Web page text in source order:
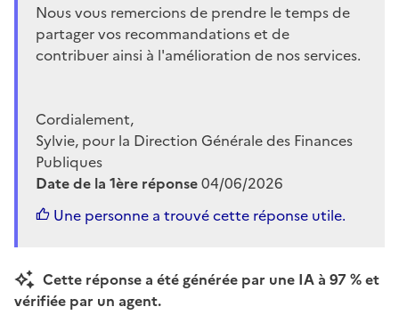
Nous vous remercions de prendre le temps de
partager vos recommandations et de
contribuer ainsi à l'amélioration de nos services.
Cordialement,
Sylvie, pour la Direction Générale des Finances
Publiques
Date de la 1ère réponse04/06/2026
Une personne a trouvé cette réponse utile.
Cette réponse a été générée par une IA à 97 % et
vérifiée par un agent.